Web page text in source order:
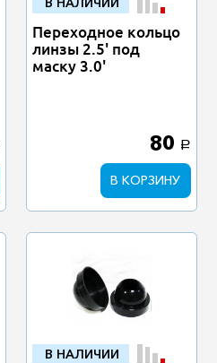
Переходное кольцо
линзы 2.5' под
маску 3.0'
80 a
В КОРЗИНУ
В НАЛИЧИИ